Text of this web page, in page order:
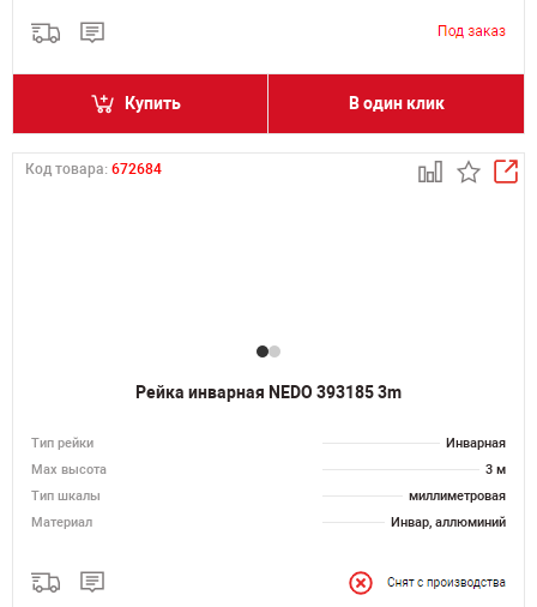
Купить В один клик
Код товара: 672684
Рейка инварная NEDO 393185 3m
Тип рейки
Инварная
Мах высота
3 м
Тип шкалы
миллиметровая
Материал
Инвар, аллюминий